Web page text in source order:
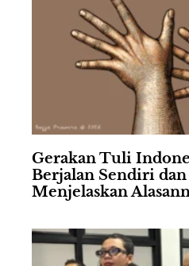
Gerakan Tuli
Berjalan Sendiri
Menjelaskan